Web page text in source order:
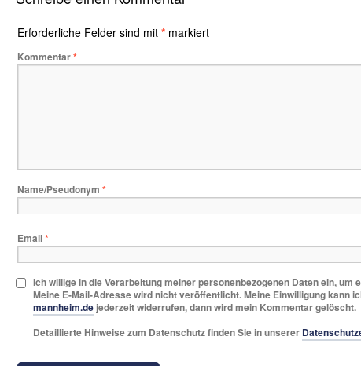
Erforderliche Felder sind mit* markiert
Kommentar*
Name/Pseudonym*
Email*
Ich willige in die Verarbeitung meiner personenbezogenen Daten ein,
Meine E-Mail-Adresse wird nicht veröffentlicht. Meine Einwilligung kann
mannheim.de jederzeit widerrufen, dann wird mein Kommentar gelöscht.
Detaillierte Hinweise zum Datenschutz finden Sie in unserer